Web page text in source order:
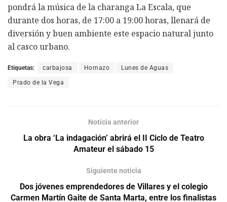
pondrá la música de la charanga La Escala, que
durante dos horas, de 17:00 a 19:00 horas, llenará de
diversión y buen ambiente este espacio natural junto
al casco urbano.
Etiquetas: carbajosa Hornazo Lunes de Aguas
Prado de la Vega
Noticia anterior
La obra ‘La indagación’ abrirá el II Ciclo de Teatro
Amateur el sábado 15
Siguiente noticia
Dos jóvenes emprendedores de Villares y el colegio
Carmen Martín Gaite de Santa Marta, entre los finalistas